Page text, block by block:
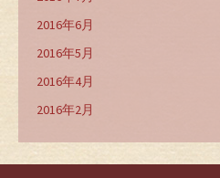
2016年6月
2016年5月
2016年4月
2016年2月